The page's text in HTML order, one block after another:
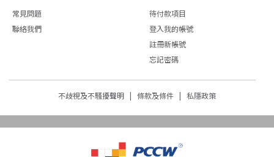
常見問題
聯絡我們
待付款項目
登入我的帳號
註冊新帳號
忘記密碼
不歧視及不騷擾聲明 | 條款及條件 | 私隱政策